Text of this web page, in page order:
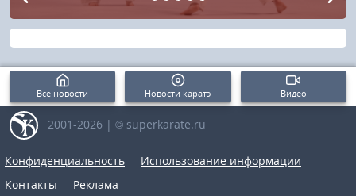
Все новости Новости каратэ Видео
2001-2026 | © superkarate.ru
Конфиденциальность
Использование информации
Контакты
Реклама